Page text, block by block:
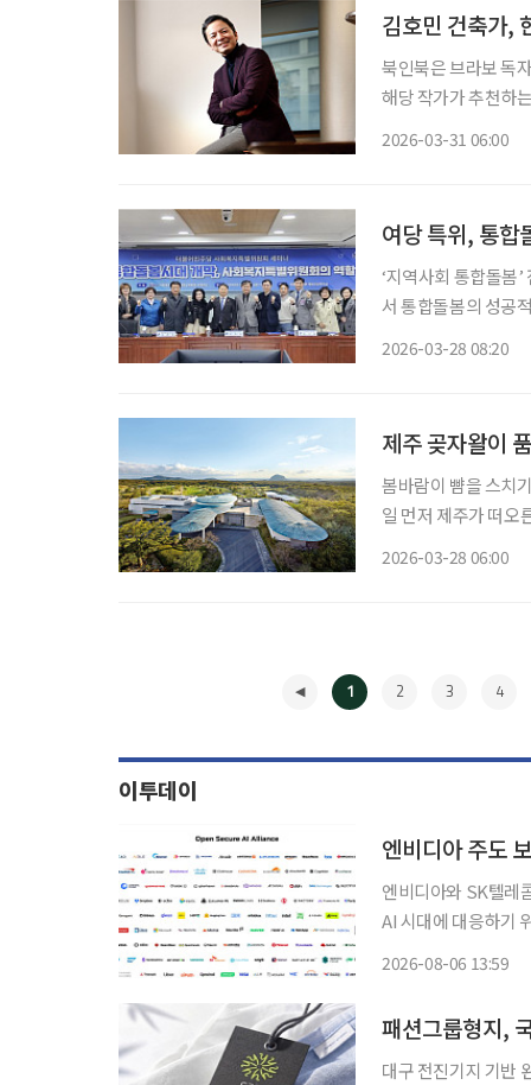
김호민 건축가,
북인북은 브라보 독
해당 작가가 추천하는인테리어 팁
2026-03-31 06:00
여당 특위, 통합
‘지역사회 통합돌봄
서 통합돌봄의 성공
2026-03-28 08:20
제주 곶자왈이
봄바람이 뺨을 스치기 시작
일 먼저 제주가 떠오
2026-03-28 06:00
1 2 3 4
이투데이
엔비디아와 SK텔레
AI 시대에 대응하기 위한 공동
2026-08-06 13:59
패션그룹형지,
대구 전진기지 기반